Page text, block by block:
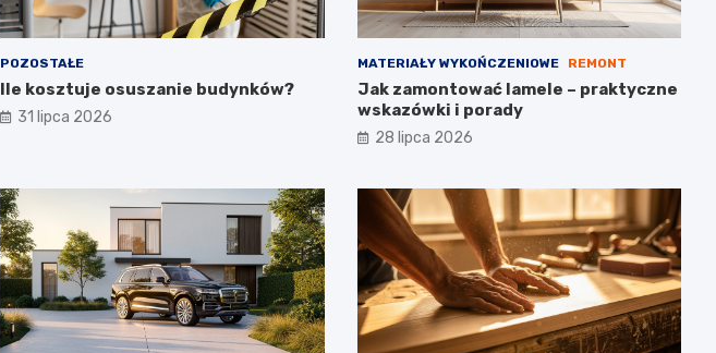
POZOSTAŁE
Ile kosztuje osuszanie budynków?
31 lipca 2026
MATERIAŁY WYKOŃCZENIOWE REMONT
Jak zamontować lamele – praktyczne
wskazówki i porady
28 lipca 2026